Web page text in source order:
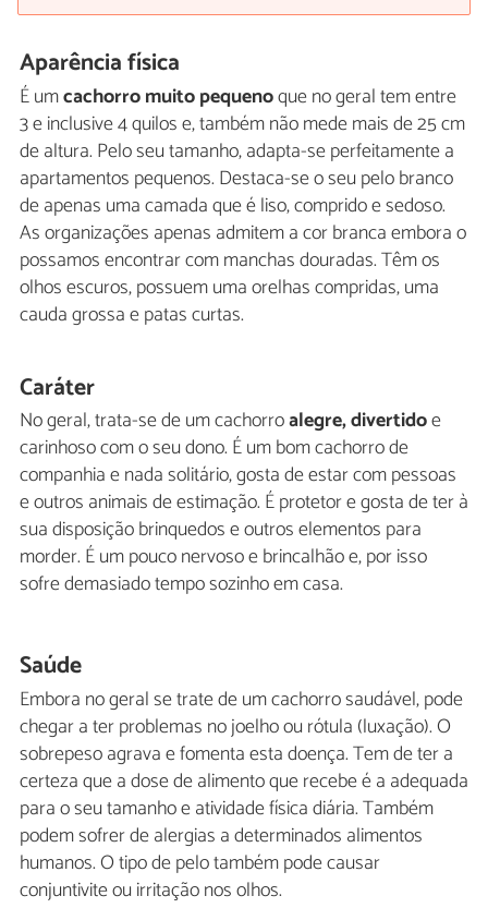
Aparência física
É umcachorro muito pequenoque no geral tem entre
3 e inclusive 4 quilos e, também não mede mais de 25 cm
de altura. Pelo seu tamanho, adapta-se perfeitamente a
apartamentos pequenos. Destaca-se o seu pelo branco
de apenas uma camada que é liso, comprido e sedoso.
As organizações apenas admitem a cor branca embora o
possamos encontrar com manchas douradas. Têm os
olhos escuros, possuem uma orelhas compridas, uma
cauda grossa e patas curtas.
Caráter
No geral, trata-se de um cachorroalegre, divertidoe
carinhoso com o seu dono. É um bom cachorro de
companhia e nada solitário, gosta de estar com pessoas
e outros animais de estimação. É protetor e gosta de ter à
sua disposição brinquedos e outros elementos para
morder. É um pouco nervoso e brincalhão e, por isso
sofre demasiado tempo sozinho em casa.
Saúde
Embora no geral se trate de um cachorro saudável, pode
chegar a ter problemas no joelho ou rótula (luxação). O
sobrepeso agrava e fomenta esta doença. Tem de ter a
certeza que a dose de alimento que recebe é a adequada
para o seu tamanho e atividade física diária. Também
podem sofrer de alergias a determinados alimentos
humanos. O tipo de pelo também pode causar
conjuntivite ou irritação nos olhos.